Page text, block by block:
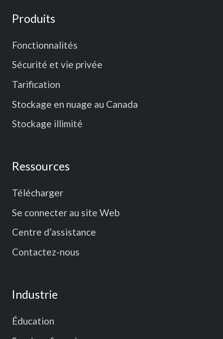
Produits
Fonctionnalités
Sécurité et vie privée
Tarification
Stockage en nuage au Canada
Stockage illimité
Ressources
Télécharger
Se connecter au site Web
Centre d’assistance
Contactez-nous
Industrie
Éducation